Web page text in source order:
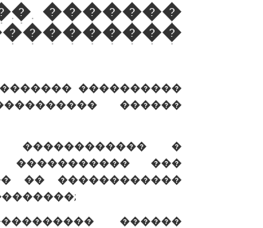
�������
����������
������
������������ �
����������� ���
�� ������������
������